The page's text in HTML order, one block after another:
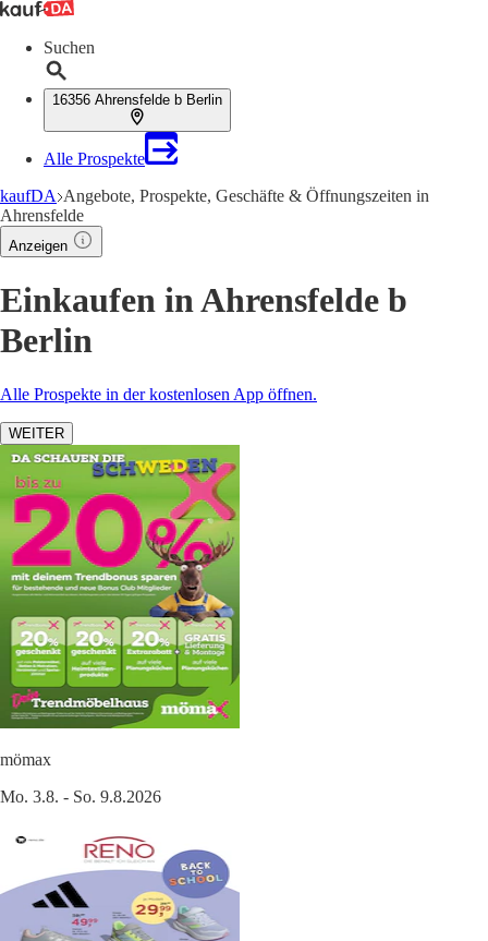
Suchen
16356 Ahrensfelde b Berlin
Alle Prospekte
kaufDA Angebote, Prospekte, Geschäfte & Öffnungszeiten in
Ahrensfelde
Anzeigen
Einkaufen in Ahrensfelde b
Berlin
Alle Prospekte in der kostenlosen App öffnen.
WEITER
mömax
Mo. 3.8. - So. 9.8.2026